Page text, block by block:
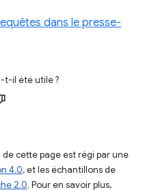
dans le presse-
t-il été utile ?
cette page est régi par une
4.0, et les échantillons de
2.0. Pour en savoir plus,